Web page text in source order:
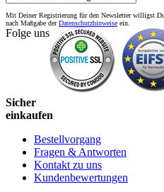
Mit Deiner Registrierung für den Newsletter willigst Du
nach Maßgabe derDatenschutzhinweise ein.
Folge uns
Sicher
einkaufen
Bestellvorgang
Fragen & Antworten
Kontakt zu uns
Kundenbewertungen